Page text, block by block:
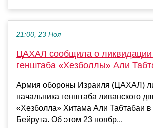
21:00, 23 Ноя
ЦАХАЛ сообщила о ликвидации
генштаба «Хезболлы» Али
Армия обороны Израиля (ЦАХАЛ)
начальника генштаба ливанского
«Хезболла» Хитама Али Табтабаи в
Бейрута. Об этом 23 ноябр...